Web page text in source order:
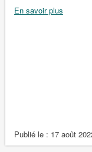
En savoir plus
Publié le : 17 août